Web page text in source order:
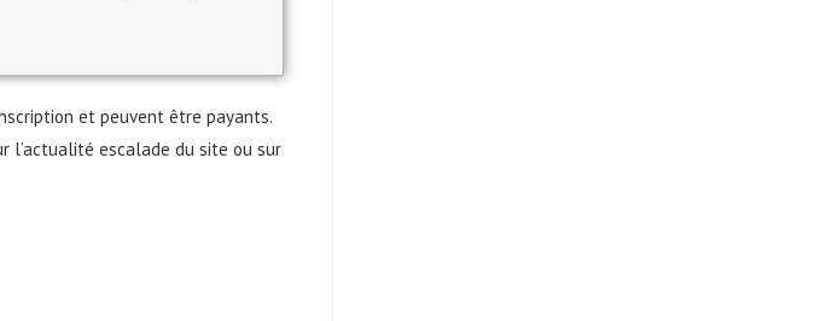
et peuvent être payants.
l’actualité escalade du site ou sur